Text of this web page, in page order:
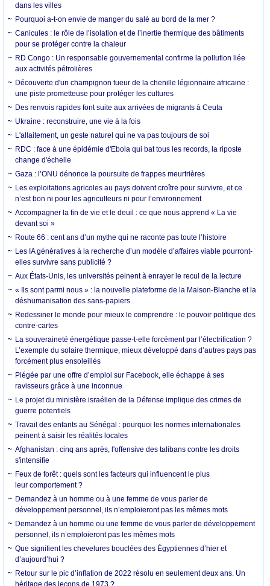
dans les villes
Pourquoi a-t-on envie de manger du salé au bord de la mer ?
Canicules : le rôle de l’isolation et de l’inertie thermique des bâtiments
pour se protéger contre la chaleur
RD Congo : Un responsable gouvernemental confirme la pollution liée
aux activités pétrolières
Découverte d'un champignon tueur de la chenille légionnaire africaine :
une piste prometteuse pour protéger les cultures
Des renvois rapides font suite aux arrivées de migrants à Ceuta
Ukraine : reconstruire, une vie à la fois
L'allaitement, un geste naturel qui ne va pas toujours de soi
RDC : face à une épidémie d'Ebola qui bat tous les records, la riposte
change d'échelle
Gaza : l’ONU dénonce la poursuite de frappes meurtrières
Les exploitations agricoles au pays doivent croître pour survivre, et ce
n’est bon ni pour les agriculteurs ni pour l’environnement
Accompagner la fin de vie et le deuil : ce que nous apprend « La vie
devant soi »
Route 66 : cent ans d’un mythe qui ne raconte pas toute l’histoire
Les IA génératives à la recherche d’un modèle d’affaires viable pourront-
elles survivre sans publicité ?
Aux États-Unis, les universités peinent à enrayer le recul de la lecture
« Ils sont parmi nous » : la nouvelle plateforme de la Maison-Blanche et la
déshumanisation des sans-papiers
Redessiner le monde pour mieux le comprendre : le pouvoir politique des
contre-cartes
La souveraineté énergétique passe-t-elle forcément par l’électrification ?
L’exemple du solaire thermique, mieux développé dans d’autres pays pas
forcément plus ensoleillés
Piégée par une offre d’emploi sur Facebook, elle échappe à ses
ravisseurs grâce à une inconnue
Le projet du ministère israélien de la Défense implique des crimes de
guerre potentiels
Travail des enfants au Sénégal : pourquoi les normes internationales
peinent à saisir les réalités locales
Afghanistan : cinq ans après, l'offensive des talibans contre les droits
s'intensifie
Feux de forêt : quels sont les facteurs qui influencent le plus
leur comportement ?
Demandez à un homme ou à une femme de vous parler de
développement personnel, ils n’emploieront pas les mêmes mots
Demandez à un homme ou une femme de vous parler de développement
personnel, ils n’emploieront pas les mêmes mots
Que signifient les chevelures bouclées des Égyptiennes d’hier et
d’aujourd’hui ?
Retour sur le pic d’inflation de 2022 résolu en seulement deux ans. Un
héritage des leçons de 1973 ?